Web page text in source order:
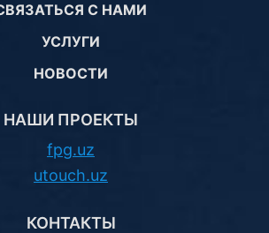
С НАМИ
УСЛУГИ
НОВОСТИ
НАШИ ПРОЕКТЫ
fpg.uz
utouch.uz
КОНТАКТЫ